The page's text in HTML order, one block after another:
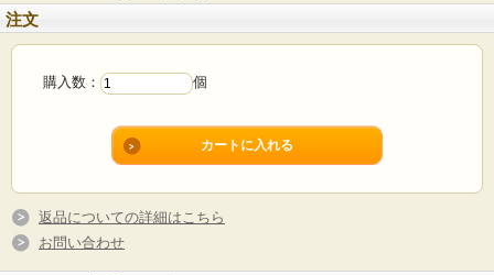
注文
購入数： 個
返品についての詳細はこちら
お問い合わせ